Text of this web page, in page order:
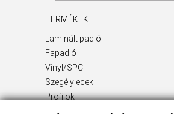
TERMÉKEK
Laminált padló
Fapadló
Vinyl/SPC
Szegélylecek
Profilok
Kiegészítő termékek